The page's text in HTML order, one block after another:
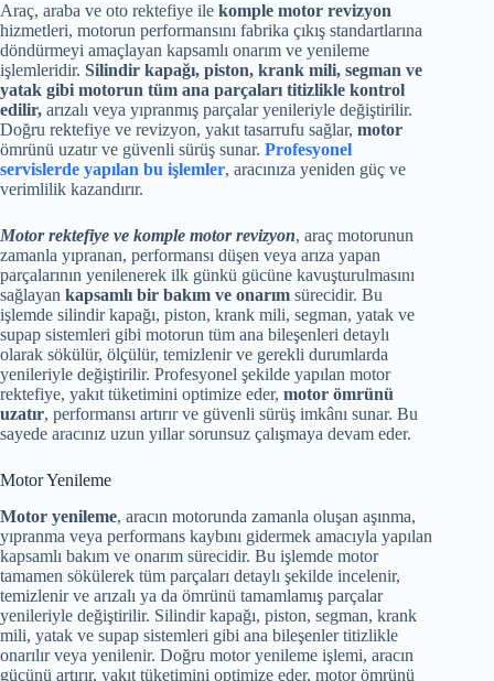
Araç, araba ve oto rektefiye ile komple motor revizyon
hizmetleri, motorun performansını fabrika çıkış standartlarına
döndürmeyi amaçlayan kapsamlı onarım ve yenileme
işlemleridir. Silindir kapağı, piston, krank mili, segman ve
yatak gibi motorun tüm ana parçaları titizlikle kontrol
edilir, arızalı veya yıpranmış parçalar yenileriyle değiştirilir.
Doğru rektefiye ve revizyon, yakıt tasarrufu sağlar, motor
ömrünü uzatır ve güvenli sürüş sunar. Profesyonel
servislerde yapılan bu işlemler, aracınıza yeniden güç ve
verimlilik kazandırır.
Motor rektefiye ve komple motor revizyon, araç motorunun
zamanla yıpranan, performansı düşen veya arıza yapan
parçalarının yenilenerek ilk günkü gücüne kavuşturulmasını
sağlayan kapsamlı bir bakım ve onarım sürecidir. Bu
işlemde silindir kapağı, piston, krank mili, segman, yatak ve
supap sistemleri gibi motorun tüm ana bileşenleri detaylı
olarak sökülür, ölçülür, temizlenir ve gerekli durumlarda
yenileriyle değiştirilir. Profesyonel şekilde yapılan motor
rektefiye, yakıt tüketimini optimize eder, motor ömrünü
uzatır, performansı artırır ve güvenli sürüş imkânı sunar. Bu
sayede aracınız uzun yıllar sorunsuz çalışmaya devam eder.
Motor Yenileme
Motor yenileme, aracın motorunda zamanla oluşan aşınma,
yıpranma veya performans kaybını gidermek amacıyla yapılan
kapsamlı bakım ve onarım sürecidir. Bu işlemde motor
tamamen sökülerek tüm parçaları detaylı şekilde incelenir,
temizlenir ve arızalı ya da ömrünü tamamlamış parçalar
yenileriyle değiştirilir. Silindir kapağı, piston, segman, krank
mili, yatak ve supap sistemleri gibi ana bileşenler titizlikle
onarılır veya yenilenir. Doğru motor yenileme işlemi, aracın
gücünü artırır, yakıt tüketimini optimize eder, motor ömrünü